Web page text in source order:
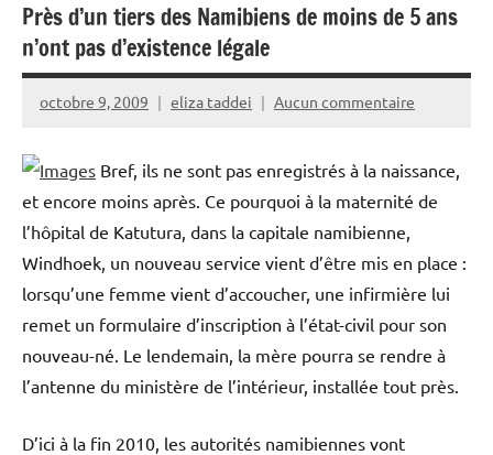
Près d’un tiers des Namibiens de moins de 5 ans
n’ont pas d’existence légale
octobre 9, 2009 eliza taddei Aucun commentaire
Bref, ils ne sont pas enregistrés à la naissance,
et encore moins après. Ce pourquoi à la maternité de
l’hôpital de Katutura, dans la capitale namibienne,
Windhoek, un nouveau service vient d’être mis en place :
lorsqu’une femme vient d’accoucher, une infirmière lui
remet un formulaire d’inscription à l’état-civil pour son
nouveau-né. Le lendemain, la mère pourra se rendre à
l’antenne du ministère de l’intérieur, installée tout près.
D’ici à la fin 2010, les autorités namibiennes vont